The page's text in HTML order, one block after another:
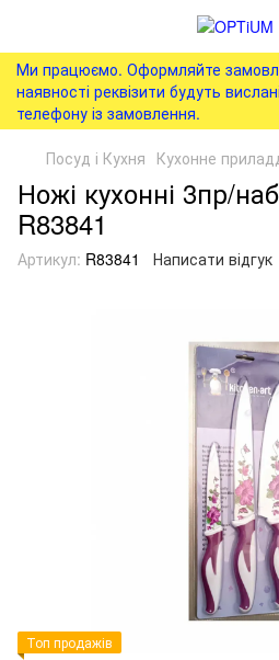
Ми працюємо. Оформляйте
наявності реквізити будуть
телефону із замовлення.
Посуд і Кухня Кухонне
Ножі кухонні 3пр/
R83841
Артикул: R83841 Написати відгук
Топ продажів